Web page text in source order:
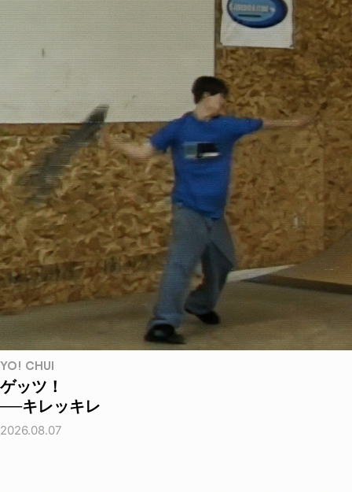
YO! CHUI
ゲッツ！
──キレッキレ
2026.08.07